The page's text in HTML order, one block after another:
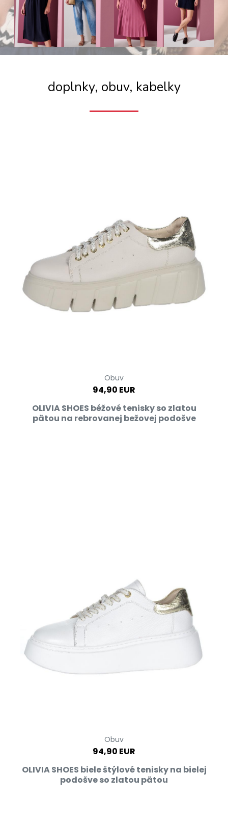
doplnky, obuv, kabelky
Obuv
94,90 EUR
OLIVIA SHOES béžové tenisky so zlatou
pätou na rebrovanej bežovej podošve
Obuv
94,90 EUR
OLIVIA SHOES biele štýlové tenisky na bielej
podošve so zlatou pätou